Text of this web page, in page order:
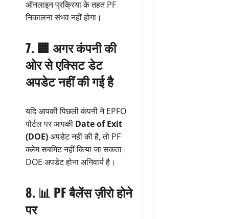
ऑनलाइन प्रक्रिया के तहत PF
निकालना संभव नहीं होगा।
7. 🏢 अगर कंपनी की
ओर से एक्सिट डेट
अपडेट नहीं की गई है
यदि आपकी पिछली कंपनी ने EPFO
पोर्टल पर आपकी Date of Exit
(DOE)अपडेट नहीं की है, तो PF
क्लेम सबमिट नहीं किया जा सकता।
DOE अपडेट होना अनिवार्य है।
8. 📊 PF बैलेंस ज़ीरो होने
पर